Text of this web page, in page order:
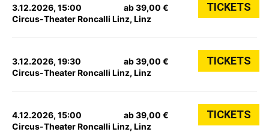
3.12.2026, 15:00
Circus-Theater Roncalli Linz, Linz
ab 39,00 € TICKETS
3.12.2026, 19:30
Circus-Theater Roncalli Linz, Linz
ab 39,00 € TICKETS
4.12.2026, 15:00
Circus-Theater Roncalli Linz, Linz
ab 39,00 € TICKETS